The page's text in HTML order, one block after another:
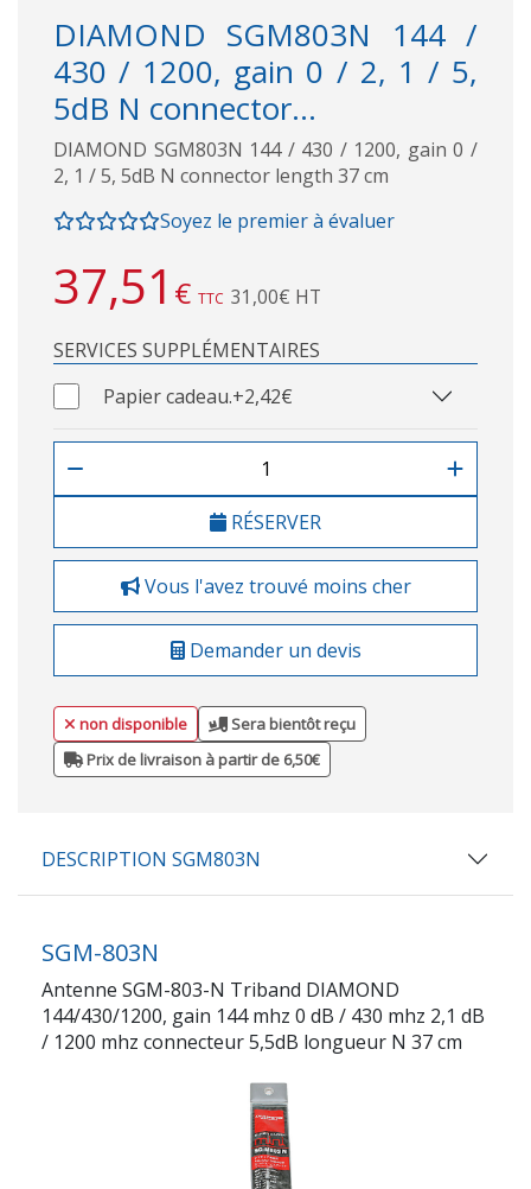
DIAMOND SGM803N 144 /
430 / 1200, gain 0 / 2, 1 / 5,
5dB N connector...
DIAMOND SGM803N 144 / 430 / 1200, gain 0 /
2, 1 / 5, 5dB N connector length 37 cm
Soyez le premier à évaluer
37,51 € TTC 31,00€ HT
SERVICES SUPPLÉMENTAIRES
Papier cadeau.+2,42€
RÉSERVER
Vous l'avez trouvé moins cher
Demander un devis
non disponible
Sera bientôt reçu
Prix de livraison à partir de 6,50€
DESCRIPTION SGM803N
SGM-803N
Antenne SGM-803-N Triband DIAMOND
144/430/1200, gain 144 mhz 0 dB / 430 mhz 2,1 dB
/ 1200 mhz connecteur 5,5dB longueur N 37 cm